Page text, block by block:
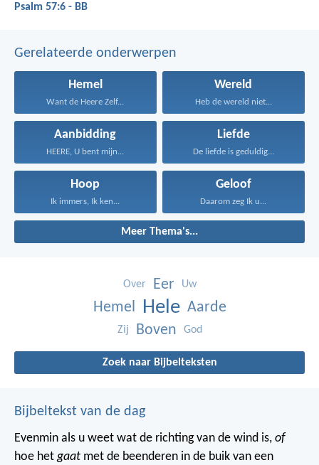
Psalm 57:6 - BB
Gerelateerde onderwerpen
Hemel
Want de Heere Zelf...
Wereld
Heb de wereld niet...
Aanbidding
HEERE, U bent mijn...
Liefde
De liefde is geduldig...
Hoop
Ik immers, Ik ken...
Geloof
Daarom zeg Ik u...
Meer Thema's...
Over Eer Uw
Hemel Hele Aarde
Zij Boven God
Zoek naar Bijbelteksten
Bijbeltekst van de dag
Evenmin als u weet wat de richting van de wind is, of
hoe hetgaat met de beenderen in de buik van een